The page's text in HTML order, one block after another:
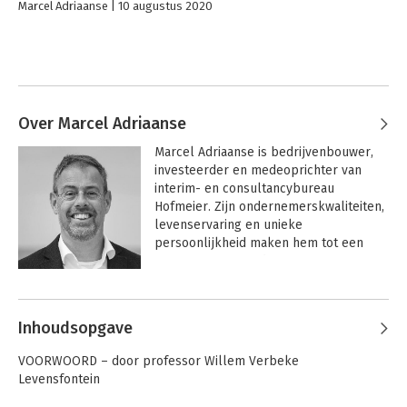
Marcel Adriaanse 10 augustus 2020
Over Marcel Adriaanse
Marcel Adriaanse is bedrijvenbouwer,
investeerder en medeoprichter van
interim- en consultancybureau
Hofmeier. Zijn ondernemerskwaliteiten,
levenservaring en unieke
persoonlijkheid maken hem tot een
Inhoudsopgave
VOORWOORD – door professor Willem Verbeke
Levensfontein